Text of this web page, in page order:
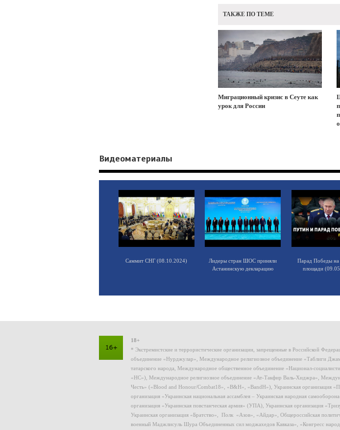
ТАКЖЕ ПО ТЕМЕ
Миграционный кризис в Сеуте как
урок для России
Видеоматериалы
Саммит СНГ (08.10.2024)
Лидеры стран ШОС приняли
Астанинскую декларацию
Парад Победы на
площади
18+
* Экстремистские и террористические организации, запрещенные в Российской
объединение «Нурджулар», Международное религиозное объединение «Таблиги
татарского народа, Международное общественное объединение «Национал-
«НС»), Международное религиозное объединение «Ат-Такфир Валь-Хиджра»,
Честь» («Blood and Honour/Combat18», «B&H», «BandH»), Украинская организация
организация «Украинская национальная ассамблея – Украинская народная
организация «Украинская повстанческая армия» (УПА), Украинская организация
Украинская организация «Братство», Полк «Азов», «Айдар», Общероссийская
военный Маджлисуль Шура Объединенных сил моджахедов Кавказа», «Конгресс